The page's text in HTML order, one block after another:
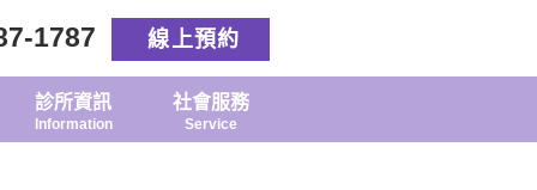
1787 線上預約
診所資訊
Information
社會服務
Service